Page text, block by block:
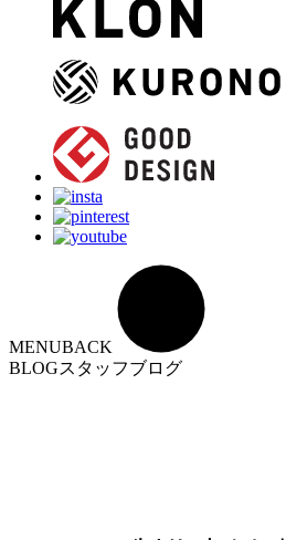
MENUBACK
BLOGスタッフブログ